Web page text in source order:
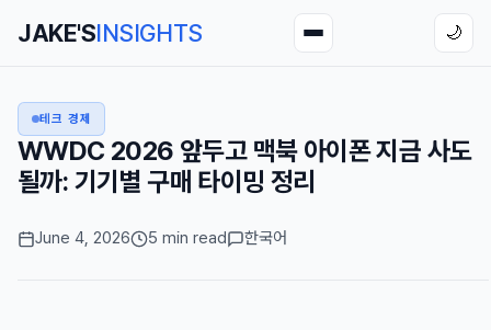
JAKE'SINSIGHTS 🌙
테크 경제
WWDC 2026 앞두고 맥북 아이폰 지금 사도
될까: 기기별 구매 타이밍 정리
June 4, 2026 5 min read 한국어